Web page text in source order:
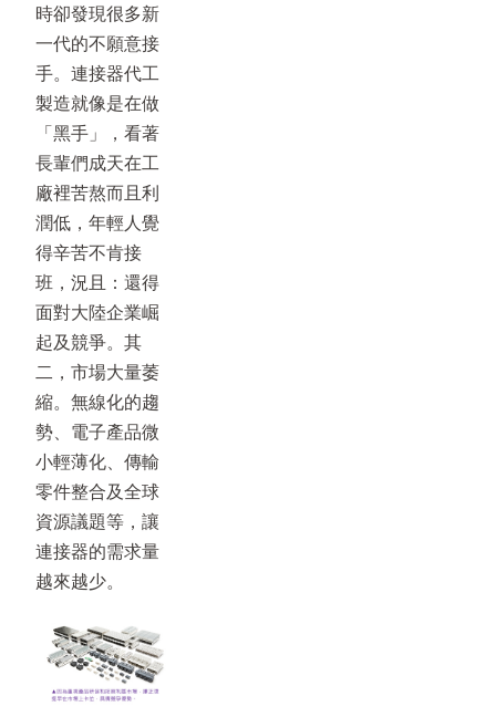
時卻發現很多新
一代的不願意接
手。連接器代工
製造就像是在做
「黑手」，看著
長輩們成天在工
廠裡苦熬而且利
潤低，年輕人覺
得辛苦不肯接
班，況且：還得
面對大陸企業崛
起及競爭。其
二，市場大量萎
縮。無線化的趨
勢、電子產品微
小輕薄化、傳輸
零件整合及全球
資源議題等，讓
連接器的需求量
越來越少。